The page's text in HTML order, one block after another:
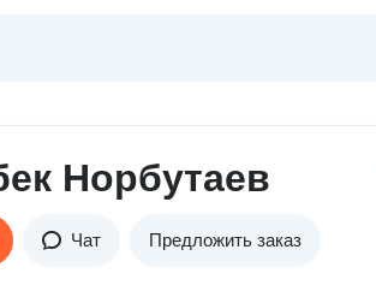
Норбутаев
Чат Предложить заказ